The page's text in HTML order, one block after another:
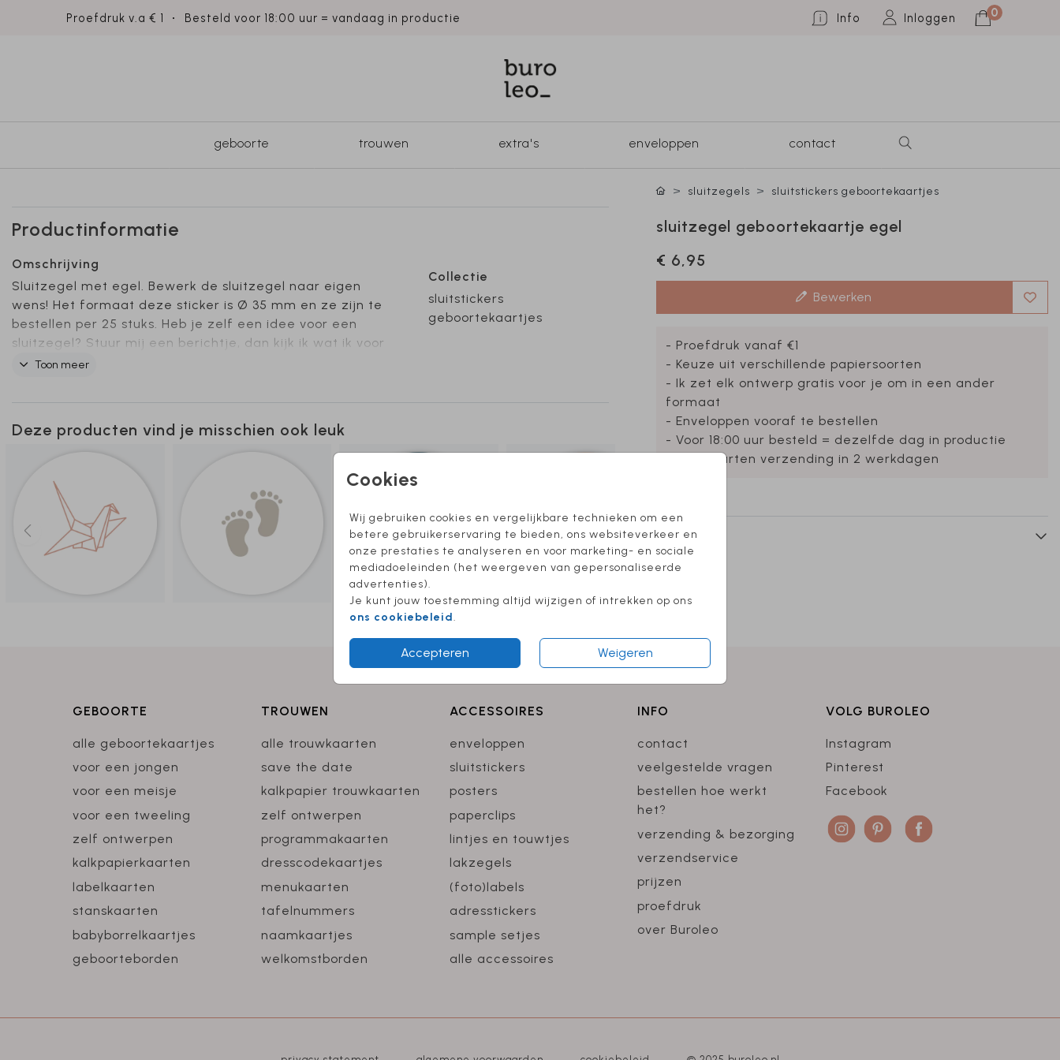
Proefdruk v.a € 1 Besteld voor 18:00 uur = vandaag in productie Info Inloggen 0
geboorte trouwen extra's enveloppen contact
Cookies
Wij gebruiken cookies en vergelijkbare technieken om een
betere gebruikerservaring te bieden, ons websiteverkeer en
onze prestaties te analyseren en voor marketing- en sociale
mediadoeleinden (het weergeven van gepersonaliseerde
advertenties).
Je kunt jouw toestemming altijd wijzigen of intrekken op ons
ons cookiebeleid.
Accepteren Weigeren
Productinformatie
Omschrijving
Sluitzegel met egel. Bewerk de sluitzegel naar eigen
wens! Het formaat deze sticker is Ø 35 mm en ze zijn te
bestellen per 25 stuks. Heb je zelf een idee voor een
sluitzegel? Stuur mij een berichtje, dan kijk ik wat ik voor
je kan betekenen!
Toon meer
Collectie
sluitstickers
geboortekaartjes
Deze producten vind je misschien ook leuk
sluitzegels sluitstickers geboortekaartjes
sluitzegel geboortekaartje egel
€ 6,95
Bewerken
- Proefdruk vanaf €1
- Keuze uit verschillende papiersoorten
- Ik zet elk ontwerp gratis voor je om in een ander
formaat
- Enveloppen vooraf te bestellen
- Voor 18:00 uur besteld = dezelfde dag in productie
- Foliekaarten verzending in 2 werkdagen
Prijzen
GEBOORTE
alle geboortekaartjes
voor een jongen
voor een meisje
voor een tweeling
zelf ontwerpen
kalkpapierkaarten
labelkaarten
stanskaarten
babyborrelkaartjes
geboorteborden
TROUWEN
alle trouwkaarten
save the date
kalkpapier trouwkaarten
zelf ontwerpen
programmakaarten
dresscodekaartjes
menukaarten
tafelnummers
naamkaartjes
welkomstborden
ACCESSOIRES
enveloppen
sluitstickers
posters
paperclips
lintjes en touwtjes
lakzegels
(foto)labels
adresstickers
sample setjes
alle accessoires
INFO
contact
veelgestelde vragen
bestellen hoe werkt
het?
verzending & bezorging
verzendservice
prijzen
proefdruk
over Buroleo
VOLG BUROLEO
Instagram
Pinterest
Facebook